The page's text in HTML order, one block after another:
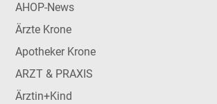
AHOP-News
Ärzte Krone
Apotheker Krone
ARZT & PRAXIS
Ärztin+Kind